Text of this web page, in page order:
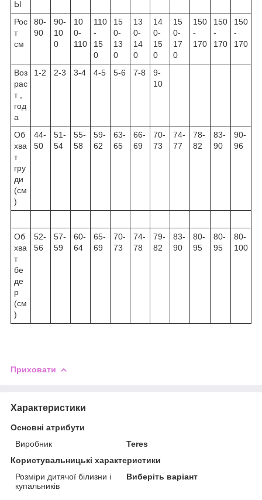
Ы
Рос
т
см
80-
90
90-
10
0
10
0-
110
110
-
15
0
15
0-
13
0
13
0-
14
0
14
0-
15
0
15
0-
17
0
150
-
170
150
-
170
150
-
170
Воз
рас
т ,
год
а
1-2 2-3 3-4 4-5 5-6 7-8
9-
10
Об
хва
т
гру
ди
(см
)
44-
50
51-
54
55-
58
59-
62
63-
65
66-
69
70-
73
74-
77
78-
82
83-
90
90-
96
Об
хва
т
бе
де
р
(см
)
52-
56
57-
59
60-
64
65-
69
70-
73
74-
78
79-
82
83-
90
80-
95
80-
95
80-
100
Приховати
Характеристики
Основні атрибути
Виробник
Teres
Користувальницькі характеристики
Розміри дитячої білизни і
купальників
Виберіть варіант